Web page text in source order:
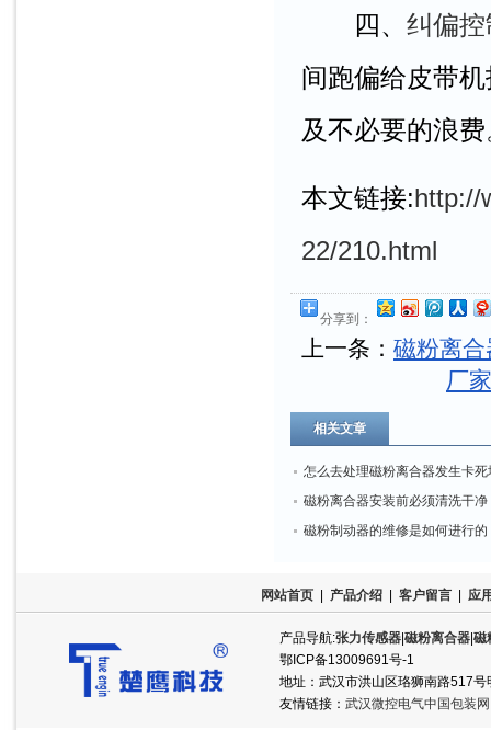
四、 纠偏
间跑偏给皮带
及不必要的浪
本文链接:http://
22/210.html
分享到：
上一条： 磁粉离
厂
相关文章
怎么去处理磁粉离合器发生卡死
象？
磁粉离合器安装前必须清洗干净
磁粉制动器的维修是如何进行的
网站首页 产品介绍 客户留言 应
产品导航:张力传感器 磁粉离合器 磁
鄂ICP备13009691号-1
地址：武汉市洪山区珞狮南路517
友情链接： 武汉微控电气中国包装网